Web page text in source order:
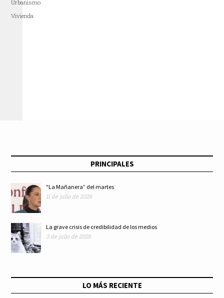
Urbanismo
Vivienda
PRINCIPALES
"La Mañanera” del martes
11 de julio de 2026
La grave crisis de credibilidad de los medios
3 de julio de 2026
LO MÁS RECIENTE